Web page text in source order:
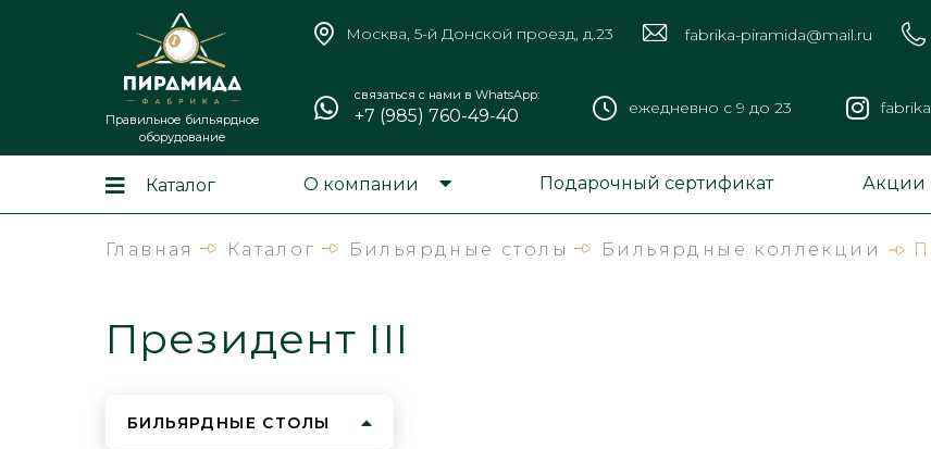
Правильное бильярдное
оборудование
Москва, 5-й Донской проезд, д.23 fabrika-piramida@mail.ru
связаться с нами в WhatsApp:
+7 (985) 760-49-40 ежедневно с 9 до 23
Каталог О компании Подарочный сертификат Акции
Главная Каталог Бильярдные столы Бильярдные коллекции
Президент III
БИЛЬЯРДНЫЕ СТОЛЫ